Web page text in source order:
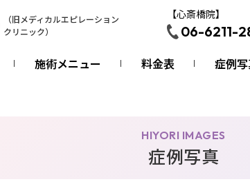
（旧メディカルエピレーション
クリニック）
【心斎橋院】
06-6211-
施術メニュー 料金表 症例
HIYORI IMAGES
症例写真